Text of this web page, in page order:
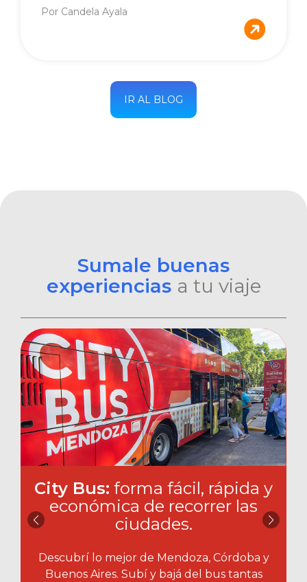
Por Candela Ayala
IR AL BLOG
Sumale buenas
experiencias a tu viaje
City Bus: forma fácil, rápida y
económica de recorrer las
ciudades.​
Descubrí lo mejor de Mendoza, Córdoba y
Buenos Aires. Subí y bajá del bus tantas